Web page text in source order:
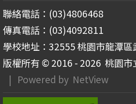
聯絡電話：(03)4806468
傳真電話：(03)4092811
學校地址：32555 桃園市龍潭區
版權所有 © 2016 - 2026 桃園市
| Powered by NetView